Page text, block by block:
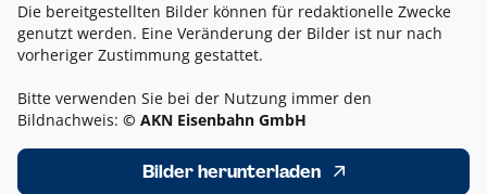
Die bereitgestellten Bilder können für redaktionelle Zwecke
genutzt werden. Eine Veränderung der Bilder ist nur nach
vorheriger Zustimmung gestattet.
Bitte verwenden Sie bei der Nutzung immer den
Bildnachweis: © AKN Eisenbahn GmbH
Bilder herunterladen